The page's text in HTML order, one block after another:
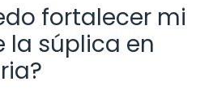
fortalecer mi
la súplica en